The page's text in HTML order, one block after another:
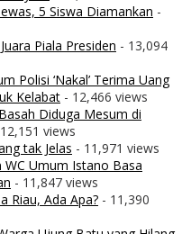
5 Siswa Diamankan -
Piala Presiden - 13,094
Polisi ‘Nakal’ Terima Uang
Kelabat - 12,466 views
Diduga Mesum di
views
tak Jelas - 11,971 views
Umum Istano Basa
- 11,847 views
Riau, Ada Apa? - 11,390